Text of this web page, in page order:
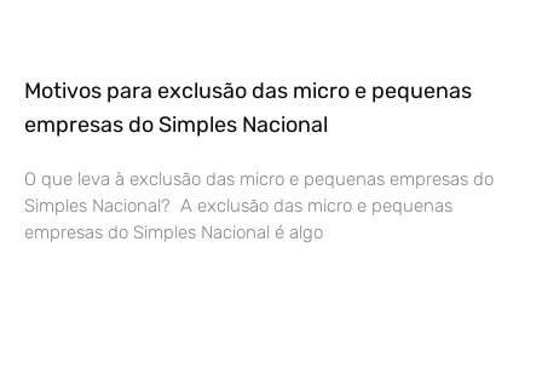
Motivos para exclusão das micro e pequenas
empresas do Simples Nacional
O que leva à exclusão das micro e pequenas empresas do
Simples Nacional? A exclusão das micro e pequenas
empresas do Simples Nacional é algo